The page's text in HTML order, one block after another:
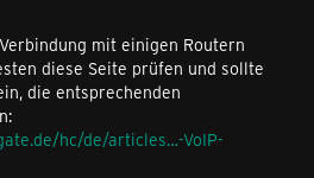
mit einigen Routern
diese Seite prüfen und sollte
die entsprechenden
hc/de/articles…-VoIP-